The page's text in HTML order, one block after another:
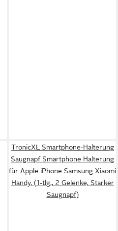
TronicXL Smartphone-Halterung
Saugnapf Smartphone Halterung
für Apple iPhone Samsung Xiaomi
Handy, (1-tlg., 2 Gelenke, Starker
Saugnapf)